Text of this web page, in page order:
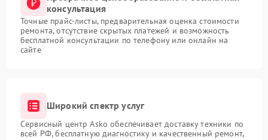
консультация
Точные прайс-листы, предварительная оценка стоимости
ремонта, отсутствие скрытых платежей и возможность
бесплатной консультации по телефону или онлайн на
сайте
Широкий спектр услуг
Сервисный центр Asko обеспечивает доставку техники по
всей РФ, бесплатную диагностику и качественный ремонт,